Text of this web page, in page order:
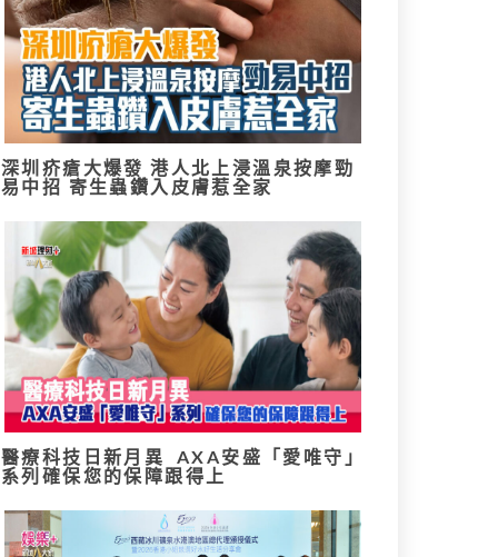
深圳疥瘡大爆發 港人北上浸溫泉按摩勁
易中招 寄生蟲鑽入皮膚惹全家
醫療科技日新月異 AXA安盛「愛唯守」
系列確保您的保障跟得上